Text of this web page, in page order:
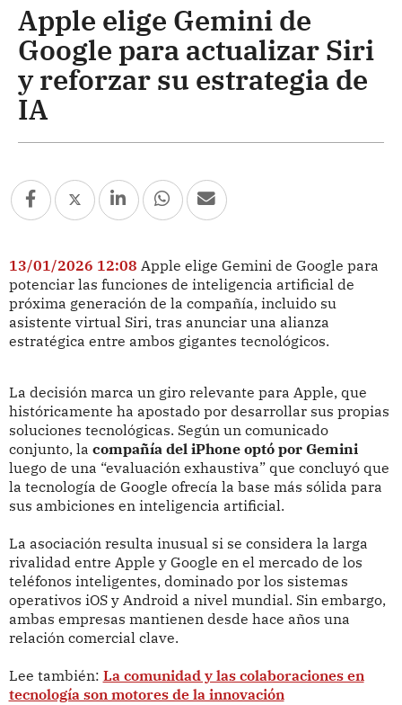
Apple elige Gemini de
Google para actualizar Siri
y reforzar su estrategia de
IA
13/01/2026 12:08 Apple elige Gemini de Google para
potenciar las funciones de inteligencia artificial de
próxima generación de la compañía, incluido su
asistente virtual Siri, tras anunciar una alianza
estratégica entre ambos gigantes tecnológicos.
La decisión marca un giro relevante para Apple, que
históricamente ha apostado por desarrollar sus propias
soluciones tecnológicas. Según un comunicado
conjunto, la compañía del iPhone optó por Gemini
luego de una “evaluación exhaustiva” que concluyó que
la tecnología de Google ofrecía la base más sólida para
sus ambiciones en inteligencia artificial.
La asociación resulta inusual si se considera la larga
rivalidad entre Apple y Google en el mercado de los
teléfonos inteligentes, dominado por los sistemas
operativos iOS y Android a nivel mundial. Sin embargo,
ambas empresas mantienen desde hace años una
relación comercial clave.
Lee también: La comunidad y las colaboraciones en
tecnología son motores de la innovación